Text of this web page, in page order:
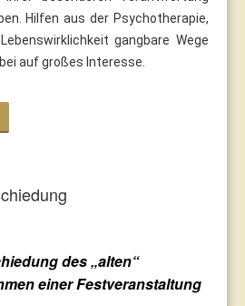
Hilfen aus der Psychotherapie,
gangbare Wege
auf großes Interesse.
des „alten“
einer Festveranstaltung